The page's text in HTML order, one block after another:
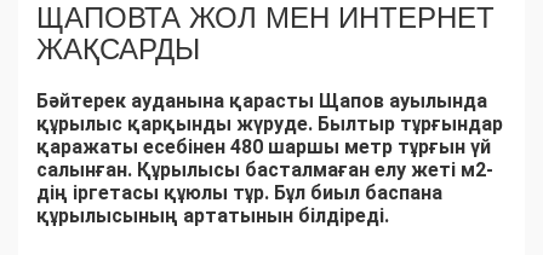
ЩАПОВТА ЖОЛ МЕН ИНТЕРНЕТ
ЖАҚСАРДЫ
Бәйтерек ауданына қарасты Щапов ауылында
құрылыс қарқынды жүруде. Былтыр тұрғындар
қаражаты есебiнен 480 шаршы метр тұрғын үй
салынған. Құрылысы басталмаған елу жеті м2-
дің іргетасы құюлы тұр. Бұл биыл баспана
құрылысының артатынын білдіреді.